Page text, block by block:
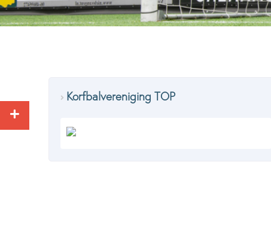
Korfbalvereniging TOP